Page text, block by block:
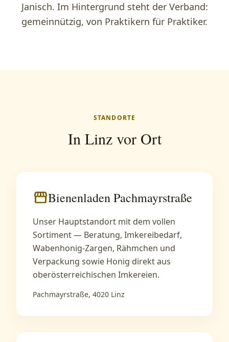
Janisch. Im Hintergrund steht der Verband:
gemeinnützig, von Praktikern für Praktiker.
STANDORTE
In Linz vor Ort
storefrontBienenladen Pachmayrstraße
Unser Hauptstandort mit dem vollen
Sortiment — Beratung, Imkereibedarf,
Wabenhonig-Zargen, Rähmchen und
Verpackung sowie Honig direkt aus
oberösterreichischen Imkereien.
Pachmayrstraße, 4020 Linz